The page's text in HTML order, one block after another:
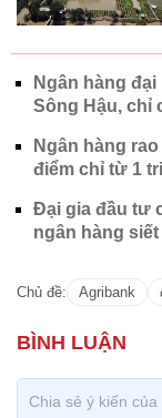
Ngân hàng
Sông Hậu, chỉ
Ngân hàng
điểm chỉ từ 1
Đại gia đầu tư
ngân hàng
Chủ đề: Agribank